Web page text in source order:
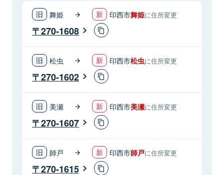
舞姫 印西市舞姫に住所変更
270-1608
松虫 印西市松虫に住所変更
270-1602
美瀬 印西市美瀬に住所変更
270-1607
師戸 印西市師戸に住所変更
270-1615